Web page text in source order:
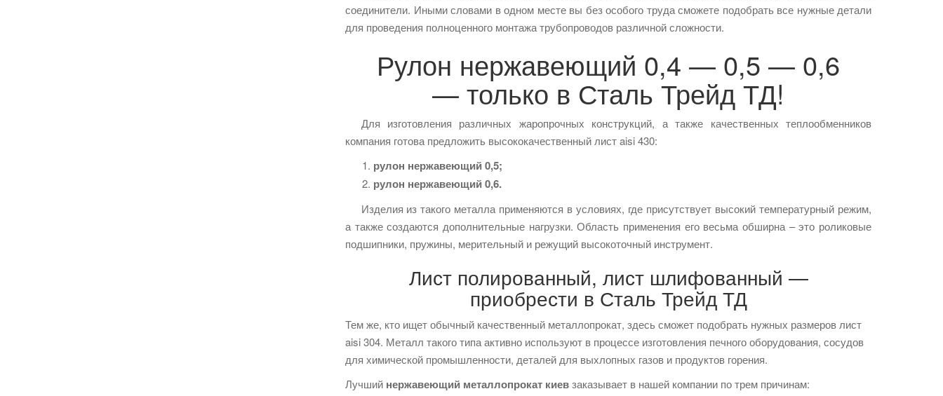
соединители. Иными словами в одном месте вы без особого труда сможете подобрать все нужные детали
для проведения полноценного монтажа трубопроводов различной сложности.
Рулон нержавеющий 0,4 — 0,5 — 0,6
— только в Сталь Трейд ТД!
Для изготовления различных жаропрочных конструкций, а также качественных теплообменников
компания готова предложить высококачественный лист aisi 430:
рулон нержавеющий 0,5;
рулон нержавеющий 0,6.
Изделия из такого металла применяются в условиях, где присутствует высокий температурный режим,
а также создаются дополнительные нагрузки. Область применения его весьма обширна – это роликовые
подшипники, пружины, мерительный и режущий высокоточный инструмент.
Лист полированный, лист шлифованный —
приобрести в Сталь Трейд ТД
Тем же, кто ищет обычный качественный металлопрокат, здесь сможет подобрать нужных размеров лист
aisi 304. Металл такого типа активно используют в процессе изготовления печного оборудования, сосудов
для химической промышленности, деталей для выхлопных газов и продуктов горения.
Лучший нержавеющий металлопрокат киевзаказывает в нашей компании по трем причинам: